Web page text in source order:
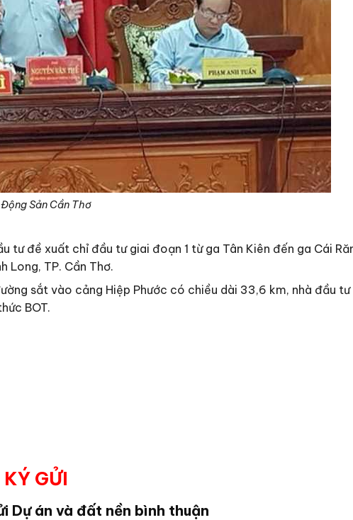
Sản Cần Thơ
tư đề xuất chỉ đầu tư giai đoạn 1 từ ga Tân Kiên đến ga Cái
Long, TP. Cần Thơ.
sắt vào cảng Hiệp Phước có chiều dài 33,6 km, nhà đầu
BOT.
KÝ GỬI
Dự án và đất nền bình thuận